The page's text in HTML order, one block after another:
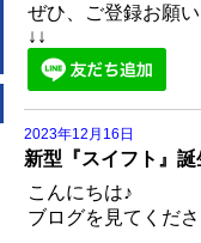
ぜひ、ご登録お願
↓↓
2023年12月16日
新型『スイフト』誕
こんにちは♪
ブログを見てくだ